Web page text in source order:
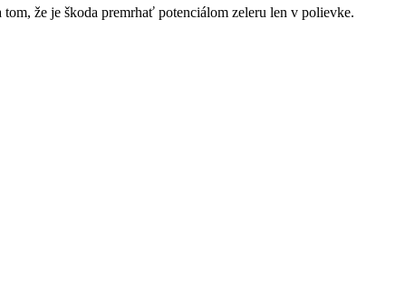
že je škoda premrhať potenciálom zeleru len v polievke.